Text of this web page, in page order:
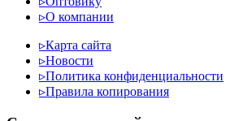
▹О компании
▹Карта сайта
▹Новости
▹Политика конфиденциальности
▹Правила копирования